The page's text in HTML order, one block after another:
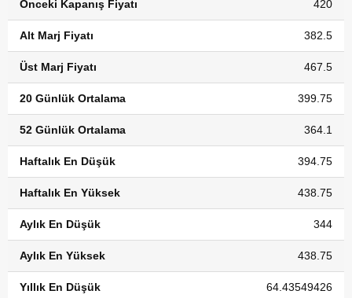
Önceki Kapanış Fiyatı 420
Alt Marj Fiyatı 382.5
Üst Marj Fiyatı 467.5
20 Günlük Ortalama 399.75
52 Günlük Ortalama 364.1
Haftalık En Düşük 394.75
Haftalık En Yüksek 438.75
Aylık En Düşük 344
Aylık En Yüksek 438.75
Yıllık En Düşük 64.43549426